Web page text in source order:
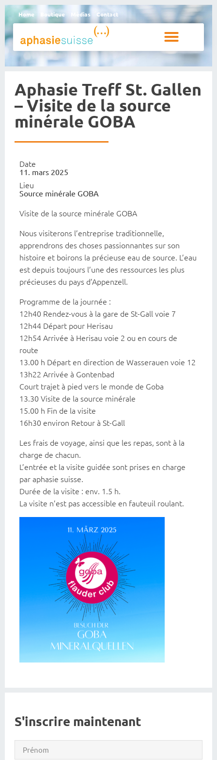
Home Boutique Médias Contact
Aphasie Treff St. Gallen
– Visite de la source
minérale GOBA
Date
11. mars 2025
Lieu
Source minérale GOBA
Visite de la source minérale GOBA
Nous visiterons l’entreprise traditionnelle,
apprendrons des choses passionnantes sur son
histoire et boirons la précieuse eau de source. L’eau
est depuis toujours l’une des ressources les plus
précieuses du pays d’Appenzell.
Programme de la journée :
12h40 Rendez-vous à la gare de St-Gall voie 7
12h44 Départ pour Herisau
12h54 Arrivée à Herisau voie 2 ou en cours de
route
13.00 h Départ en direction de Wasserauen voie 12
13h22 Arrivée à Gontenbad
Court trajet à pied vers le monde de Goba
13.30 Visite de la source minérale
15.00 h Fin de la visite
16h30 environ Retour à St-Gall
Les frais de voyage, ainsi que les repas, sont à la
charge de chacun.
L’entrée et la visite guidée sont prises en charge
par aphasie suisse.
Durée de la visite : env. 1.5 h.
La visite n’est pas accessible en fauteuil roulant.
S'inscrire maintenant